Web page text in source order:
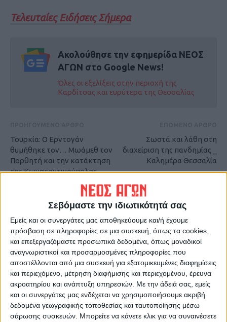
Σεβόμαστε την ιδιωτικότητά σας
Εμείς και οι συνεργάτες μας αποθηκεύουμε και/ή έχουμε
πρόσβαση σε πληροφορίες σε μια συσκευή, όπως τα cookies,
και επεξεργαζόμαστε προσωπικά δεδομένα, όπως μοναδικοί
αναγνωριστικοί και προσαρμοσμένες πληροφορίες που
αποστέλλονται από μια συσκευή για εξατομικευμένες διαφημίσεις
και περιεχόμενο, μέτρηση διαφήμισης και περιεχομένου, έρευνα
ακροατηρίου και ανάπτυξη υπηρεσιών. Με την άδειά σας, εμείς
και οι συνεργάτες μας ενδέχεται να χρησιμοποιήσουμε ακριβή
δεδομένα γεωγραφικής τοποθεσίας και ταυτοποίησης μέσω
σάρωσης συσκευών. Μπορείτε να κάνετε κλικ για να συναινέσετε
Τελευταίες Ειδήσεις Σήμερα
Ακολούθησε την εφημερίδα ΝΕΟΣ
ΑΓΩΝ στο Google News!
Όλες οι εξελίξεις στην περιοχή της
Καρδίτσας και ευρύτερα της Θεσσαλίας
Τουρκία: Ο Ερντογάν
θυμήθηκε τον… Μωάμεθ τον
Πορθητή και την κατάκτηση
της Κωνσταντινούπολης
Σωστά και λάθη στη
διαχείριση της πανδημίας _
Καλημέρα Θεσσαλία
ΝΕΟΣ ΑΓΩΝ
https://neosagon.gr
Η Αρχαιότερη Καθημερινή Πρωινή Εφημερίδα της Καρδίτσας